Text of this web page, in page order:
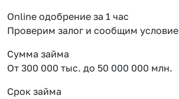
Online одобрение за 1 час
Проверим залог и сообщим условие
Сумма займа
От 300 000 тыс. до 50 000 000 млн.
Срок займа